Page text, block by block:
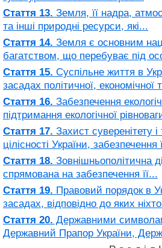
Стаття 13. Земля, її надра,
та інші природні ресурси, які...
Стаття 14. Земля є основним
багатством, що перебуває під
Стаття 15. Суспільне життя в
засадах політичної, економічної
Стаття 16. Забезпечення
підтримання екологічної
Стаття 17. Захист суверенітету і
цілісності України, забезпечення
Стаття 18. Зовнішньополітична
спрямована на забезпечення її...
Стаття 19. Правовий порядок в
засадах, відповідно до яких
Стаття 20. Державними
Державний Прапор України,